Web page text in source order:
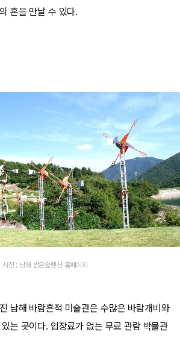
혼을 만날 수 있다.
사진 : 남해 밝은숲펜션 홈페이지
남해 바람흔적 미술관은 수많은 바람개비와
는 곳이다. 입장료가 없는 무료 관람 박물관